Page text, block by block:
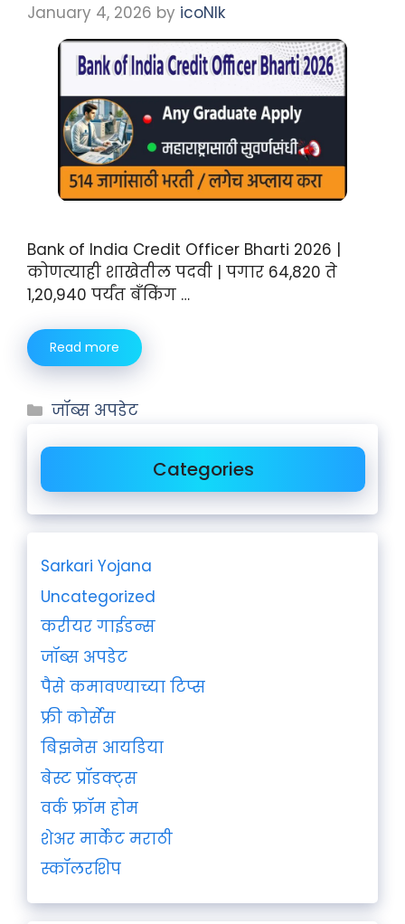
January 4, 2026 by icoNIk
Bank of India Credit Officer Bharti 2026 |
कोणत्याही शाखेतील पदवी | पगार 64,820 ते
1,20,940 पर्यंत बँकिंग …
Read more
जॉब्स अपडेट
Categories
Sarkari Yojana
Uncategorized
करीयर गाईडन्स
जॉब्स अपडेट
पैसे कमावण्याच्या टिप्स
फ्री कोर्सेस
बिझनेस आयडिया
बेस्ट प्रॉडक्ट्स
वर्क फ्रॉम होम
शेअर मार्केट मराठी
स्कॉलरशिप